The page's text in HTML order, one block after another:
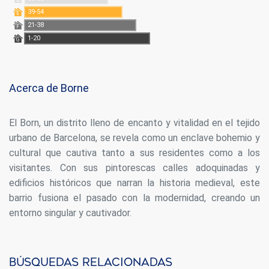
E 39-54
F 21-38
G 1-20
Acerca de Borne
El Born, un distrito lleno de encanto y vitalidad en el tejido
urbano de Barcelona, se revela como un enclave bohemio y
cultural que cautiva tanto a sus residentes como a los
visitantes. Con sus pintorescas calles adoquinadas y
edificios históricos que narran la historia medieval, este
barrio fusiona el pasado con la modernidad, creando un
entorno singular y cautivador.
Búsquedas relacionadas